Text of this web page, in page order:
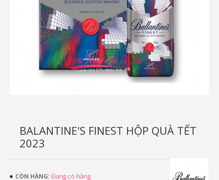
BALANTINE'S FINEST HỘP QUÀ TẾT
2023
CÒN HÀNG: Đang có hàng